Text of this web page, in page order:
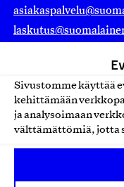
Sivustomme käyttää
kehittämään
ja analysoimaan
välttämättömiä, jotta
Avainlippu
Design From